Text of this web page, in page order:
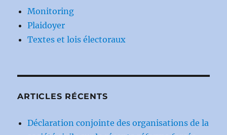
Monitoring
Plaidoyer
Textes et lois électoraux
ARTICLES RÉCENTS
Déclaration conjointe des organisations de la